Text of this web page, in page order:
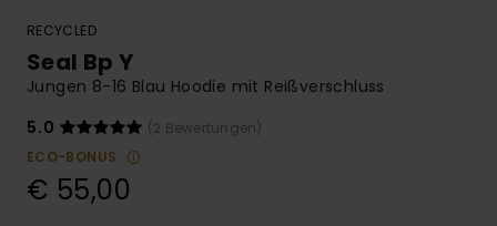
RECYCLED
Seal Bp Y
Jungen 8-16 Blau Hoodie mit Reißverschluss
5.0
(2 Bewertungen)
ECO-BONUS
€ 55,00